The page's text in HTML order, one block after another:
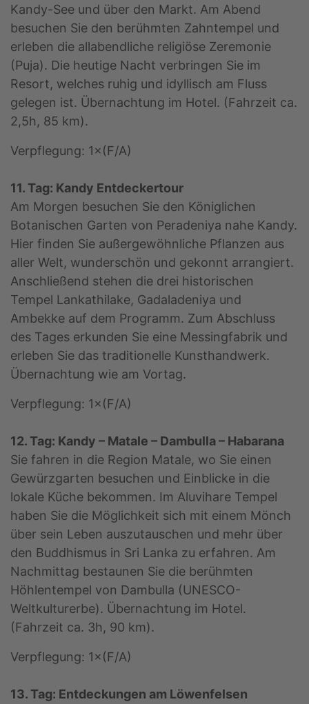
Kandy-See und über den Markt. Am Abend
besuchen Sie den berühmten Zahntempel und
erleben die allabendliche religiöse Zeremonie
(Puja). Die heutige Nacht verbringen Sie im
Resort, welches ruhig und idyllisch am Fluss
gelegen ist. Übernachtung im Hotel. (Fahrzeit ca.
2,5h, 85 km).
Verpflegung: 1×(F/A)
11. Tag: Kandy Entdeckertour
Am Morgen besuchen Sie den Königlichen
Botanischen Garten von Peradeniya nahe Kandy.
Hier finden Sie außergewöhnliche Pflanzen aus
aller Welt, wunderschön und gekonnt arrangiert.
Anschließend stehen die drei historischen
Tempel Lankathilake, Gadaladeniya und
Ambekke auf dem Programm. Zum Abschluss
des Tages erkunden Sie eine Messingfabrik und
erleben Sie das traditionelle Kunsthandwerk.
Übernachtung wie am Vortag.
Verpflegung: 1×(F/A)
12. Tag: Kandy – Matale – Dambulla – Habarana
Sie fahren in die Region Matale, wo Sie einen
Gewürzgarten besuchen und Einblicke in die
lokale Küche bekommen. Im Aluvihare Tempel
haben Sie die Möglichkeit sich mit einem Mönch
über sein Leben auszutauschen und mehr über
den Buddhismus in Sri Lanka zu erfahren. Am
Nachmittag bestaunen Sie die berühmten
Höhlentempel von Dambulla (UNESCO-
Weltkulturerbe). Übernachtung im Hotel.
(Fahrzeit ca. 3h, 90 km).
Verpflegung: 1×(F/A)
13. Tag: Entdeckungen am Löwenfelsen